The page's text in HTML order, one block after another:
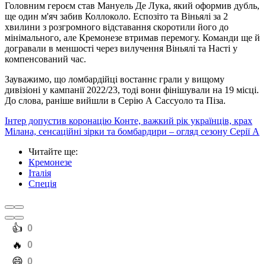
Головним героєм став Мануель Де Лука, який оформив дубль,
ще один м'яч забив Коллоколо. Еспозіто та Віньялі за 2
хвилини з розгромного відставання скоротили його до
мінімального, але Кремонезе втримав перемогу. Команди ще й
догравали в меншості через вилучення Віньялі та Насті у
компенсований час.
Зауважимо, що ломбардійці востаннє грали у вищому
дивізіоні у кампанії 2022/23, тоді вони фінішували на 19 місці.
До слова, раніше вийшли в Серію А Сассуоло та Піза.
Інтер допустив коронацію Конте, важкий рік українців, крах
Мілана, сенсаційні зірки та бомбардири – огляд сезону Серії А
Читайте ще:
Кремонезе
Італія
Спеція
️👍 0
️🔥 0
0